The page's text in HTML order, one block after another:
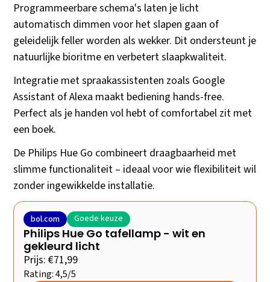
Programmeerbare schema's laten je licht
automatisch dimmen voor het slapen gaan of
geleidelijk feller worden als wekker. Dit ondersteunt je
natuurlijke bioritme en verbetert slaapkwaliteit.
Integratie met spraakassistenten zoals Google
Assistant of Alexa maakt bediening hands-free.
Perfect als je handen vol hebt of comfortabel zit met
een boek.
De Philips Hue Go combineert draagbaarheid met
slimme functionaliteit – ideaal voor wie flexibiliteit wil
zonder ingewikkelde installatie.
bol.com Goede keuze
Philips Hue Go tafellamp - wit en
gekleurd licht
Prijs: €71,99
Rating: 4,5/5